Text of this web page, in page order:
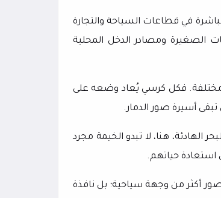
في قطاعات السياحة والتجارة
الصغيرة ومصادر الدخل المحلية
مختلفة. فكل كرسي يُعاد وضعه على
أسيرة صور الدمار.
الهادئة، هنا، لا تبدو الخيمة مجرد
استعادة حياتهم.
أكثر من وجهة سياحية؛ بل نافذة